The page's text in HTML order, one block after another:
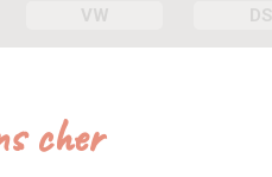
VW DS
cher